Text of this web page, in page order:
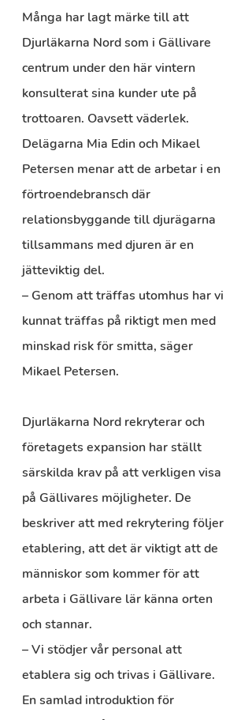
Många har lagt märke till att
Djurläkarna Nord som i Gällivare
centrum under den här vintern
konsulterat sina kunder ute på
trottoaren. Oavsett väderlek.
Delägarna Mia Edin och Mikael
Petersen menar att de arbetar i en
förtroendebransch där
relationsbyggande till djurägarna
tillsammans med djuren är en
jätteviktig del.
– Genom att träffas utomhus har vi
kunnat träffas på riktigt men med
minskad risk för smitta, säger
Mikael Petersen.
Djurläkarna Nord rekryterar och
företagets expansion har ställt
särskilda krav på att verkligen visa
på Gällivares möjligheter. De
beskriver att med rekrytering följer
etablering, att det är viktigt att de
människor som kommer för att
arbeta i Gällivare lär känna orten
och stannar.
– Vi stödjer vår personal att
etablera sig och trivas i Gällivare.
En samlad introduktion för